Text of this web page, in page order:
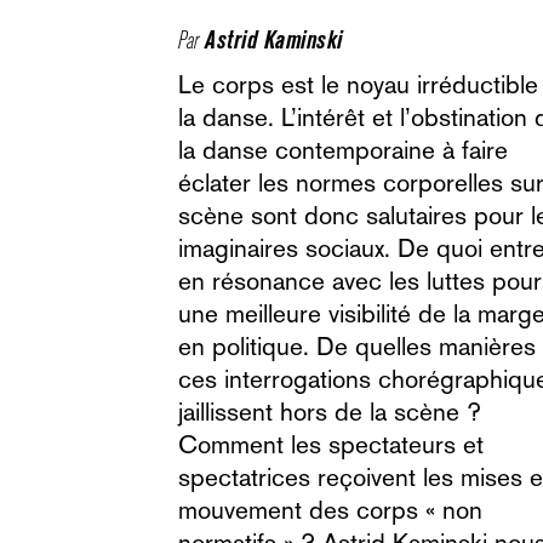
ParAstrid Kaminski
Le corps est le noyau irréductible de
la danse. L’intérêt et l’obstination
la danse contemporaine à faire
éclater les normes corporelles sur
scène sont donc salutaires pour
imaginaires sociaux. De quoi
en résonance avec les luttes pour
une meilleure visibilité de la marge
en politique. De quelles manières
ces interrogations
jaillissent hors de la scène ?
Comment les spectateurs et
spectatrices reçoivent les mises
mouvement des corps « non